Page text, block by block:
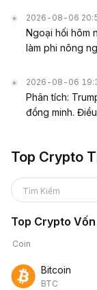
2026-08-06
Ngoại hối hôm
làm phi nông
2026-08-06
Phân tích:
đồng minh.
Top Crypto
Tìm Kiếm
Top Crypto
Coin
Bitcoin
BTC